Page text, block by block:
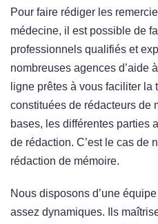
Pour faire rédiger les
médecine, il est possible de
professionnels qualifiés et
nombreuses agences d’aide
ligne prêtes à vous faciliter
constituées de rédacteurs de
bases, les différentes parties
de rédaction. C’est le cas de
rédaction de mémoire.
Nous disposons d’une
assez dynamiques. Ils